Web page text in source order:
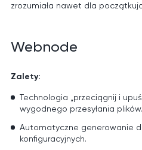
zrozumiała nawet dla
Webnode
Zalety:
Technologia „przeciągnij i
wygodnego przesyłania plików.
Automatyczne generowanie
konfiguracyjnych.